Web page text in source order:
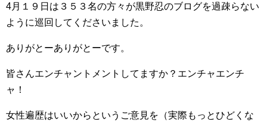
4月１９日は３５３名の方々が黒野忍のブログを過疎らない
ように巡回してくださいました。
ありがとーありがとーです。
皆さんエンチャントメントしてますか？エンチャエンチ
ャ！
女性遍歴はいいからというご意見を（実際もっとひどくな